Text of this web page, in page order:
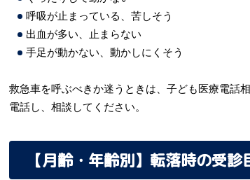
呼吸が止まっている、苦しそう
出血が多い、止まらない
手足が動かない、動かしにくそう
救急車を呼ぶべきか迷うときは、子ども医療電話
電話し、相談してください。
【月齢・年齢別】転落時の受